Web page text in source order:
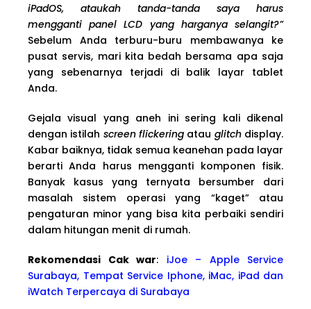
iPadOS, ataukah tanda-tanda saya harus
mengganti panel LCD yang harganya selangit?”
Sebelum Anda terburu-buru membawanya ke
pusat servis, mari kita bedah bersama apa saja
yang sebenarnya terjadi di balik layar tablet
Anda.
Gejala visual yang aneh ini sering kali dikenal
dengan istilah screen flickering atau glitchdisplay.
Kabar baiknya, tidak semua keanehan pada layar
berarti Anda harus mengganti komponen fisik.
Banyak kasus yang ternyata bersumber dari
masalah sistem operasi yang “kaget” atau
pengaturan minor yang bisa kita perbaiki sendiri
dalam hitungan menit di rumah.
Rekomendasi Cak war: iJoe – Apple Service
Surabaya, Tempat Service Iphone, iMac, iPad dan
iWatch Terpercaya di Surabaya